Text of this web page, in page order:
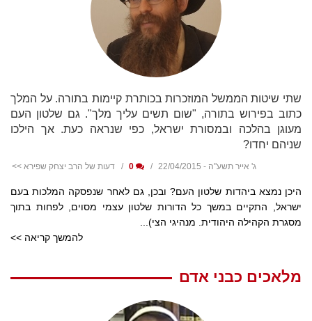
שתי שיטות הממשל המוזכרות בכותרת קיימות בתורה. על המלך
כתוב בפירוש בתורה, "שום תשים עליך מלך". גם שלטון העם
מעוגן בהלכה ובמסורת ישראל, כפי שנראה כעת. אך הילכו
שניהם יחדו?
ג' אייר תשע"ה - 22/04/2015 דעות של הרב יצחק שפירא >>
היכן נמצא ביהדות שלטון העם? ובכן, גם לאחר שנפסקה המלכות בעם
ישראל, התקיים במשך כל הדורות שלטון עצמי מסוים, לפחות בתוך
מסגרת הקהילה היהודית. מנהיגי הצי)...
להמשך קריאה >>
מלאכים כבני אדם